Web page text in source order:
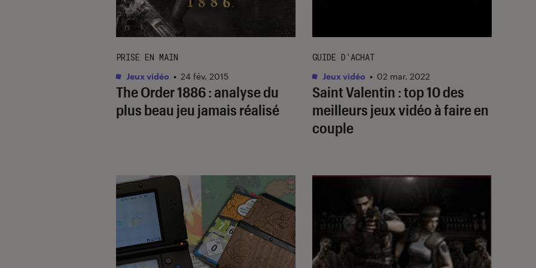
The Order 1886 : analyse du
plus beau jeu jamais réalisé
PRISE EN MAIN
Jeux vidéo • 24 fév. 2015
Saint Valentin : top 10 des
meilleurs jeux vidéo à faire en
couple
GUIDE D'ACHAT
Jeux vidéo • 02 mar. 2022